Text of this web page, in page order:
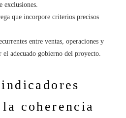
exclusiones.
que incorpore criterios precisos
entre ventas, operaciones y
el adecuado gobierno del proyecto.
coherencia